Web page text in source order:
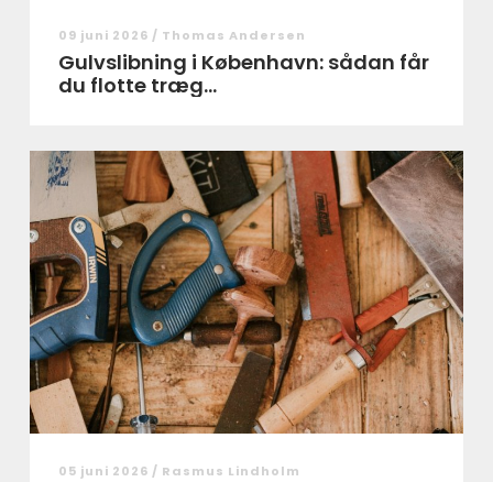
09 juni 2026 / Thomas Andersen
Gulvslibning i København: sådan får
du flotte træg...
05 juni 2026 / Rasmus Lindholm